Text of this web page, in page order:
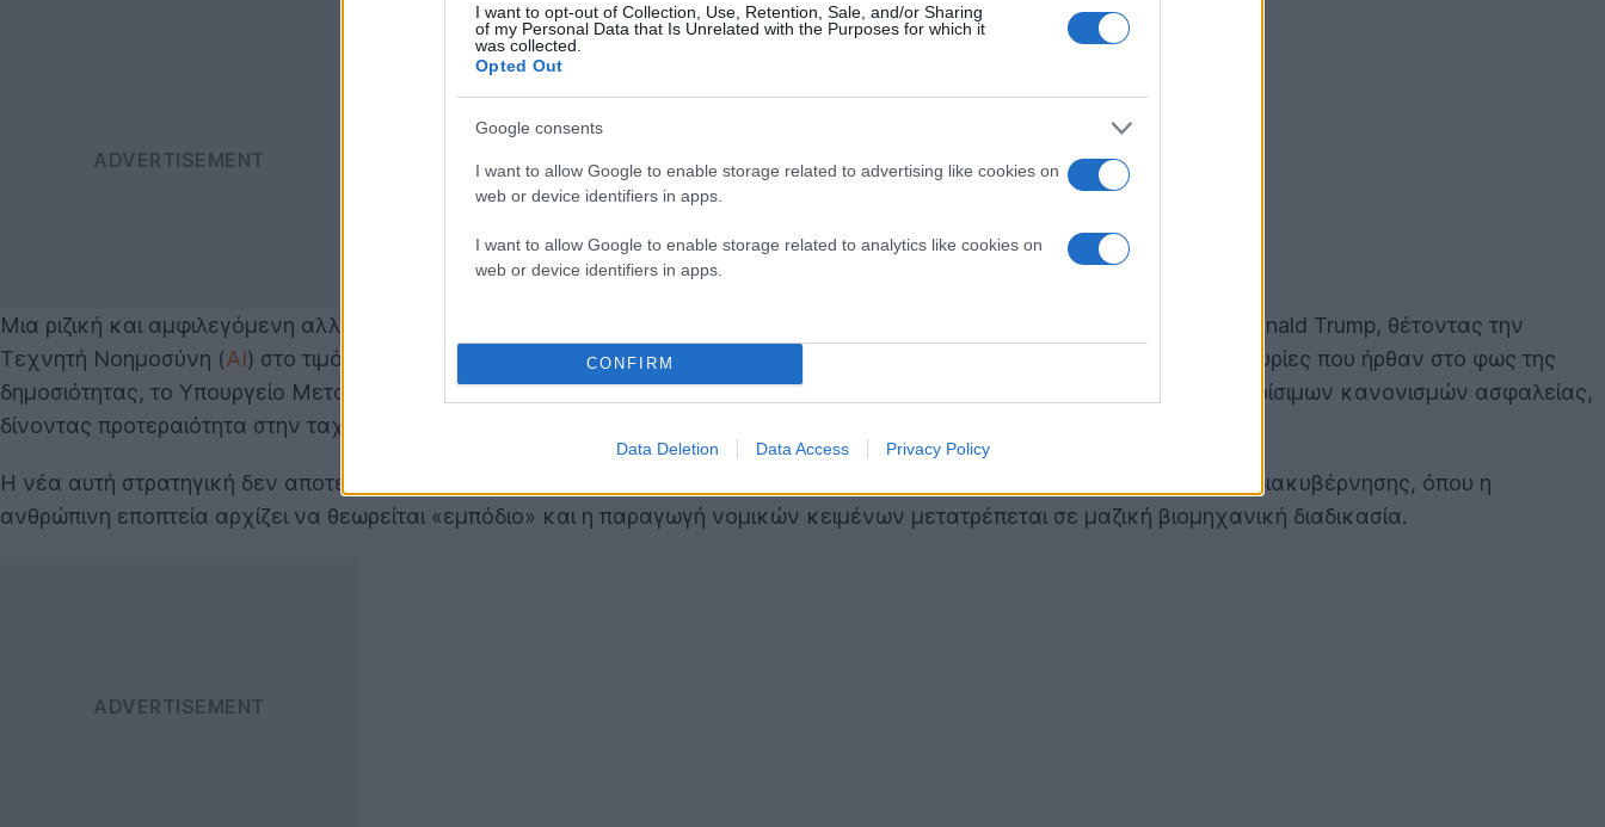
I want to opt-out of Collection, Use, Retention, Sale, and/or Sharing
of my Personal Data that Is Unrelated with the Purposes for which it
was collected.
Opted Out
Google consents
I want to allow Google to enable storage related to advertising like cookies on
web or device identifiers in apps.
I want to allow Google to enable storage related to analytics like cookies on
web or device identifiers in apps.
CONFIRM
Data Deletion Data Access Privacy Policy
Μια ριζική και αμφιλεγόμενη αλλαγή στον τρόπο που συντάσσονται οι ομοσπονδιακοί κανονισμοί προωθεί η κυβέρνηση Donald Trump, θέτοντας την
Τεχνητή Νοημοσύνη (AI) στο τιμόνι της νομοπαρασκευαστικής διαδικασίας. Σύμφωνα με αποκαλυπτικά έγγραφα και μαρτυρίες που ήρθαν στο φως της
δημοσιότητας, το Υπουργείο Μεταφορών των ΗΠΑ (DOT) σχεδιάζει να χρησιμοποιήσει το Google Gemini για τη συγγραφή κρίσιμων κανονισμών ασφαλείας,
δίνοντας προτεραιότητα στην ταχύτητα έναντι της ακρίβειας.
Η νέα αυτή στρατηγική δεν αποτελεί απλώς μια τεχνολογική αναβάθμιση, αλλά μια θεμελιώδη στροφή στη φιλοσοφία της διακυβέρνησης, όπου η
ανθρώπινη εποπτεία αρχίζει να θεωρείται «εμπόδιο» και η παραγωγή νομικών κειμένων μετατρέπεται σε μαζική βιομηχανική διαδικασία.